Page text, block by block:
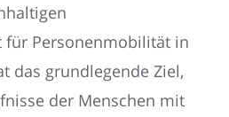
Personenmobilität in
das grundlegende Ziel,
der Menschen mit